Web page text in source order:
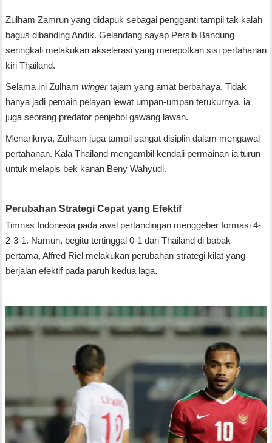
Zulham Zamrun yang didapuk sebagai pengganti tampil tak kalah
bagus dibanding Andik. Gelandang sayap Persib Bandung
seringkali melakukan akselerasi yang merepotkan sisi pertahanan
kiri Thailand.
Selama ini Zulham wingertajam yang amat berbahaya. Tidak
hanya jadi pemain pelayan lewat umpan-umpan terukurnya, ia
juga seorang predator penjebol gawang lawan.
Menariknya, Zulham juga tampil sangat disiplin dalam mengawal
pertahanan. Kala Thailand mengambil kendali permainan ia turun
untuk melapis bek kanan Beny Wahyudi.
Perubahan Strategi Cepat yang Efektif
Timnas Indonesia pada awal pertandingan menggeber formasi 4-
2-3-1. Namun, begitu tertinggal 0-1 dari Thailand di babak
pertama, Alfred Riel melakukan perubahan strategi kilat yang
berjalan efektif pada paruh kedua laga.